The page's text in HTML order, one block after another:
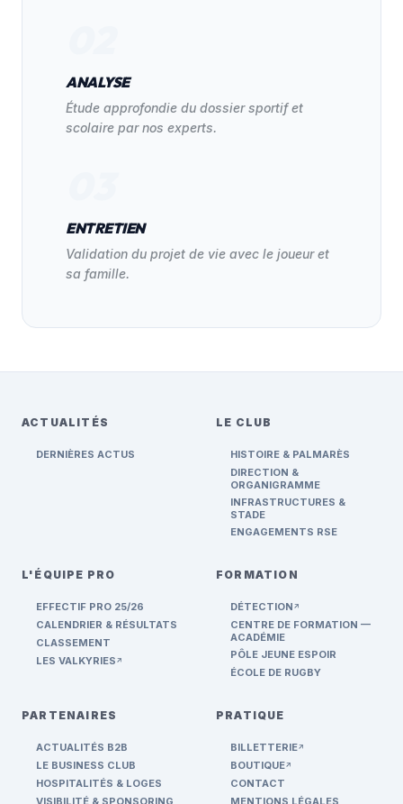
ANALYSE
Étude approfondie du dossier sportif et
scolaire par nos experts.
ENTRETIEN
Validation du projet de vie avec le joueur et
sa famille.
ACTUALITÉS
DERNIÈRES ACTUS
LE CLUB
HISTOIRE & PALMARÈS
DIRECTION &
ORGANIGRAMME
INFRASTRUCTURES &
STADE
ENGAGEMENTS RSE
L'ÉQUIPE PRO
EFFECTIF PRO 25/26
CALENDRIER & RÉSULTATS
CLASSEMENT
LES VALKYRIES ARROW_OUTWARD
FORMATION
DÉTECTION ARROW_OUTWARD
CENTRE DE FORMATION —
ACADÉMIE
PÔLE JEUNE ESPOIR
ÉCOLE DE RUGBY
PARTENAIRES
ACTUALITÉS B2B
LE BUSINESS CLUB
HOSPITALITÉS & LOGES
VISIBILITÉ & SPONSORING
PRATIQUE
BILLETTERIEARROW_OUTWARD
BOUTIQUEARROW_OUTWARD
CONTACT
MENTIONS LÉGALES